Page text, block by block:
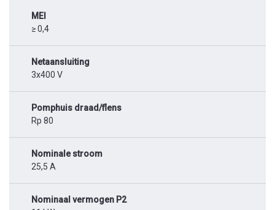
MEI
≥ 0,4
Netaansluiting
3x400 V
Pomphuis draad/flens
Rp 80
Nominale stroom
25,5 A
Nominaal vermogen P2